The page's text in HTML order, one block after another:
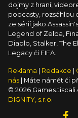
dojmy z hraní,
podcasty, rozsáhlou
ze sérií jako
Legend of Zelda,
Diablo, Stalker, The
Legacy či FIFA.
Reklama Redakce
nás
| Máte námět či
© 2026
DIGNITY, s.r.o.